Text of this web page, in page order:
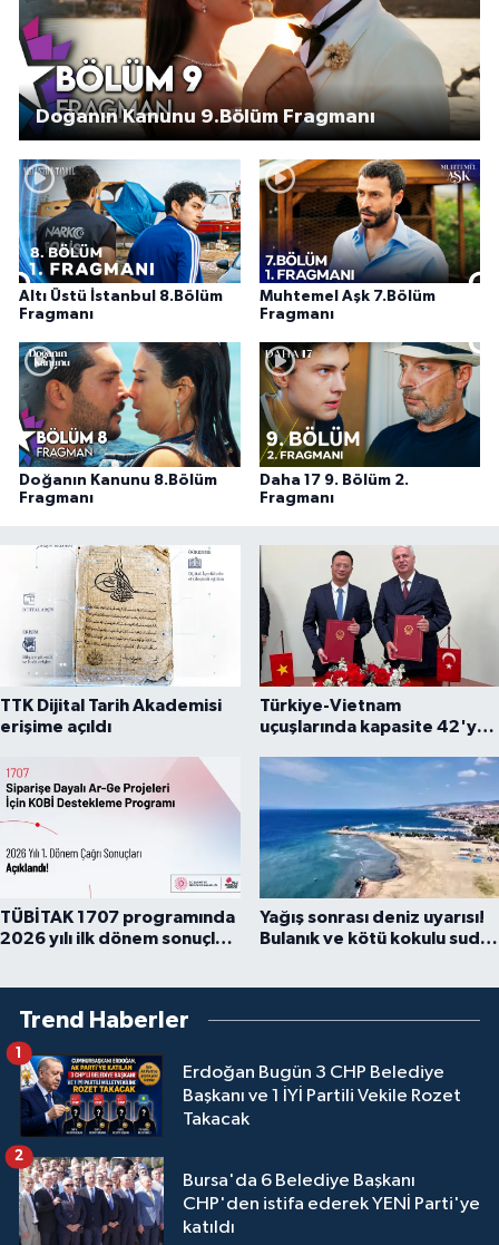
Doğanın Kanunu 9.Bölüm Fragmanı
Altı Üstü İstanbul 8.Bölüm
Fragmanı
Muhtemel Aşk 7.Bölüm
Fragmanı
Doğanın Kanunu 8.Bölüm
Fragmanı
Daha 17 9. Bölüm 2.
Fragmanı
TTK Dijital Tarih Akademisi
erişime açıldı
Türkiye-Vietnam
uçuşlarında kapasite 42'ye
TÜBİTAK 1707 programında
2026 yılı ilk dönem sonuçları
Yağış sonrası deniz uyarısı!
Bulanık ve kötü kokulu suda
Trend Haberler
Erdoğan Bugün 3 CHP Belediye
Başkanı ve 1 İYİ Partili Vekile Rozet
Takacak
1
Bursa'da 6 Belediye Başkanı
CHP'den istifa ederek YENİ Parti'ye
katıldı
2